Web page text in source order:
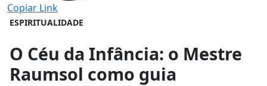
Copiar Link
ESPIRITUALIDADE
O Céu da Infância: o Mestre
Raumsol como guia